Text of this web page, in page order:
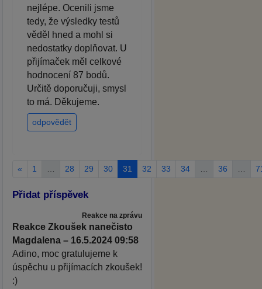
nejlépe. Ocenili jsme
tedy, že výsledky testů
věděl hned a mohl si
nedostatky doplňovat. U
přijímaček měl celkové
hodnocení 87 bodů.
Určitě doporučuji, smysl
to má. Děkujeme.
odpovědět
« 1 28 29 30 31 32 33 34 36
Přidat příspěvek
Reakce na zprávu
Reakce Zkoušek nanečisto
Magdalena – 16.5.2024 09:58
Adino, moc gratulujeme k
úspěchu u přijímacích zkoušek!
:)